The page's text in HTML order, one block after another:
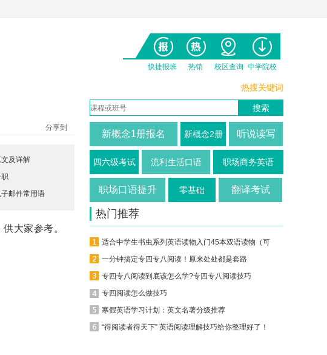
快捷报班 热销 校区查询 中学院校
分享到
及详解
邮件常用语
大家参考。
热搜关键词
新概念1册报名 新概念2册 听说读写
四六级考试 流利生活口语 职场商务英语
职场口语提升 零基础 翻译考试
热门推荐
一分钟搞定专四专八阅读！原来处处都是套路
专四专八阅读到底该怎么学?专四专八阅读技巧
专四阅读怎么做技巧
寒假英语学习计划：英文名著分级推荐
“得阅读者得天下” 英语阅读理解技巧给你整理好了！